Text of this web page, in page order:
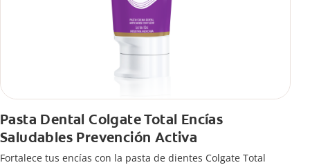
Pasta Dental Colgate Total Encías
Saludables Prevención Activa
Fortalece tus encías con la pasta de dientes Colgate Total